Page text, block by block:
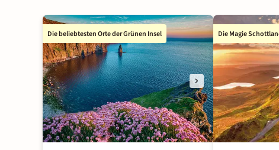
Die beliebtesten Orte der Grünen Insel Die Magie